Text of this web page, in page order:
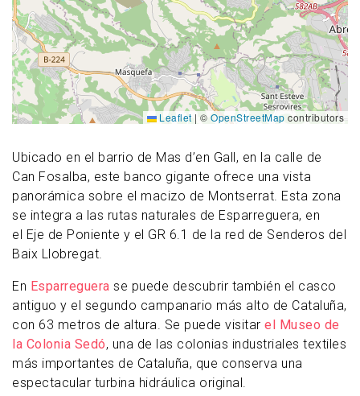
Ubicado en el barrio de Mas d’en Gall, en la calle de
Can Fosalba, este banco gigante ofrece una vista
panorámica sobre el macizo de Montserrat. Esta zona
se integra a las rutas naturales de Esparreguera, en
el Eje de Poniente y el GR 6.1 de la red de Senderos del
Baix Llobregat.
En Esparreguera se puede descubrir también el casco
antiguo y el segundo campanario más alto de Cataluña,
con 63 metros de altura. Se puede visitar el Museo de
la Colonia Sedó, una de las colonias industriales textiles
más importantes de Cataluña, que conserva una
espectacular turbina hidráulica original.
Leaflet | © OpenStreetMap contributors